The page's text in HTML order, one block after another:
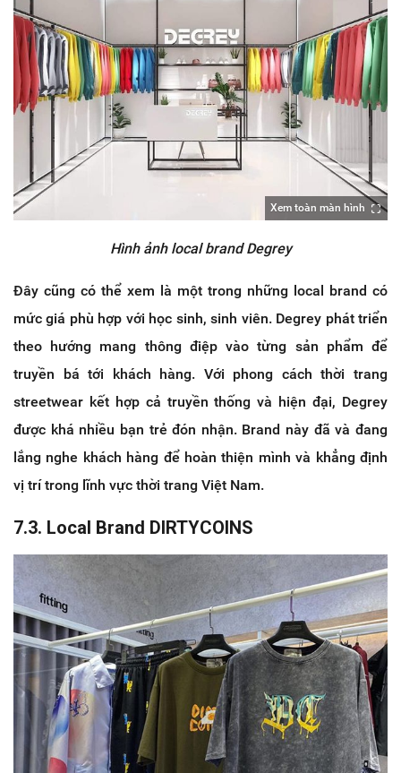
Xem toàn màn hình
Hình ảnh local brand Degrey
Đây cũng có thể xem là một trong những local brand có
mức giá phù hợp với học sinh, sinh viên. Degrey phát triển
theo hướng mang thông điệp vào từng sản phẩm để
truyền bá tới khách hàng. Với phong cách thời trang
streetwear kết hợp cả truyền thống và hiện đại, Degrey
được khá nhiều bạn trẻ đón nhận. Brand này đã và đang
lắng nghe khách hàng để hoàn thiện mình và khẳng định
vị trí trong lĩnh vực thời trang Việt Nam.
7.3. Local Brand DIRTYCOINS